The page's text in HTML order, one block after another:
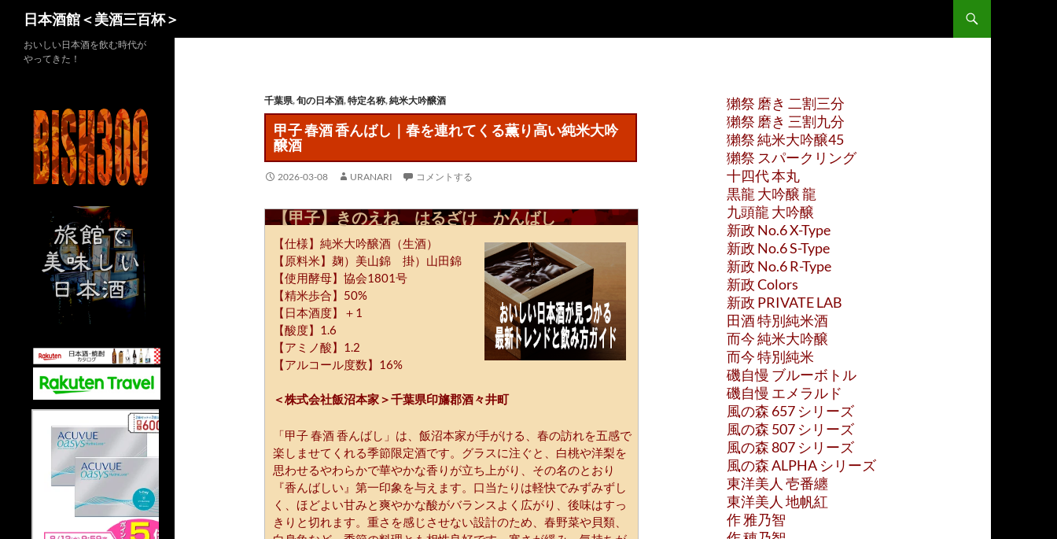
日本酒館＜美酒三百杯＞
千葉県,旬の日本酒,特定名称,純米大吟醸酒
甲子 春酒 香んばし｜春を連れてくる薫り高い純米大吟
醸酒
2026-03-08 URANARI コメントする
【甲子】きのえね はるざけ かんばし
【仕様】純米大吟醸酒（生酒）
【原料米】麹）美山錦 掛）山田錦
【使用酵母】協会1801号
【精米歩合】50%
【日本酒度】＋1
【酸度】1.6
【アミノ酸】1.2
【アルコール度数】16%
＜株式会社飯沼本家＞千葉県印旛郡酒々井町
「甲子 春酒 香んばし」は、飯沼本家が手がける、春の訪れを五感で
楽しませてくれる季節限定酒です。グラスに注ぐと、白桃や洋梨を
思わせるやわらかで華やかな香りが立ち上がり、その名のとおり
『香んばしい』第一印象を与えます。口当たりは軽快でみずみずし
く、ほどよい甘みと爽やかな酸がバランスよく広がり、後味はすっ
きりと切れます。重さを感じさせない設計のため、春野菜や貝類、
獺祭 磨き 二割三分
獺祭 磨き 三割九分
獺祭 純米大吟醸45
獺祭 スパークリング
十四代 本丸
黒龍 大吟醸 龍
九頭龍 大吟醸
新政 No.6 X-Type
新政 No.6 S-Type
新政 No.6 R-Type
新政 Colors
新政 PRIVATE LAB
田酒 特別純米酒
而今 純米大吟醸
而今 特別純米
磯自慢 ブルーボトル
磯自慢 エメラルド
風の森 657 シリーズ
風の森 507 シリーズ
風の森 807 シリーズ
風の森 ALPHA シリーズ
東洋美人 壱番纏
東洋美人 地帆紅
作 雅乃智
おいしい日本酒を飲む時代が
やってきた！